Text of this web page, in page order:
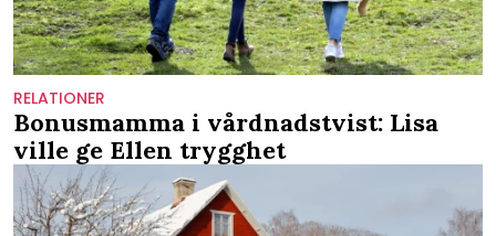
RELATIONER
Bonusmamma i vårdnadstvist: Lisa
ville ge Ellen trygghet